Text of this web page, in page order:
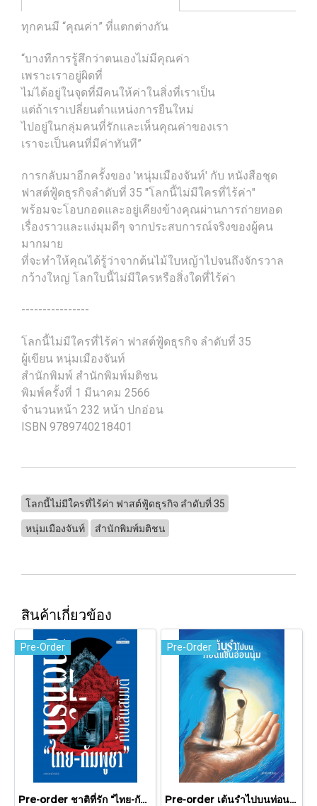
ทุกคนมี “คุณค่า” ที่แตกต่างกัน
“บางทีการรู้สึกว่าตนเองไม่มีคุณค่า
เพราะเราอยู่ผิดที่
ไม่ได้อยู่ในจุดที่มีคนให้ค่าในสิ่งที่เราเป็น
แต่ถ้าเราเปลี่ยนตำแหน่งการยืนใหม่
ไปอยู่ในกลุ่มคนที่รักและเห็นคุณค่าของเรา
เราจะเป็นคนที่มีค่าทันที”
การกลับมาอีกครั้งของ 'หนุ่มเมืองจันท์' กับ หนังสือชุด
ฟาสต์ฟู้ดธุรกิจลำดับที่ 35 "โลกนี้ไม่มีใครที่ไร้ค่า"
พร้อมจะโอบกอดและอยู่เคียงข้างคุณผ่านการถ่ายทอด
เรื่องราวและแง่มุมดีๆ จากประสบการณ์จริงของผู้คน
มากมาย
ที่จะทำให้คุณได้รู้ว่าจากต้นไม้ใบหญ้าไปจนถึงจักรวาล
กว้างใหญ่ โลกใบนี้ไม่มีใครหรือสิ่งใดที่ไร้ค่า
----------------
โลกนี้ไม่มีใครที่ไร้ค่า ฟาสต์ฟู้ดธุรกิจ ลำดับที่ 35
ผู้เขียน หนุ่มเมืองจันท์
สำนักพิมพ์ สำนักพิมพ์มติชน
พิมพ์ครั้งที่ 1 มีนาคม 2566
จำนวนหน้า 232 หน้า ปกอ่อน
ISBN 9789740218401
โลกนี้ไม่มีใครที่ไร้ค่า ฟาสต์ฟู้ดธุรกิจ ลำดับที่ 35
หนุ่มเมืองจันท์ สำนักพิมพ์มติชน
สินค้าเกี่ยวข้อง
Pre-Order
Pre-order ชาติที่รัก "ไทย-กัมพูชา" กับเส้นสมมติ / พวงทอง ภวัครพันธุ์ / มติชน
Pre-Order
Pre-order เต้นรำไปบนท่อนแขนอ่อนนุ่ม / นทธี ศศิวิมล / Pandora Press